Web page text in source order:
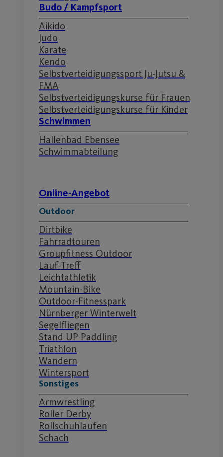
Budo / Kampfsport
Aikido
Judo
Karate
Kendo
Selbstverteidigungssport Ju-Jutsu &
FMA
Selbstverteidigungskurse für Frauen
Selbstverteidigungskurse für Kinder
Schwimmen
Hallenbad Ebensee
Schwimmabteilung
Online-Angebot
Outdoor
Dirtbike
Fahrradtouren
Groupfitness Outdoor
Lauf-Treff
Leichtathletik
Mountain-Bike
Outdoor-Fitnesspark
Nürnberger Winterwelt
Segelfliegen
Stand UP Paddling
Triathlon
Wandern
Wintersport
Sonstiges
Armwrestling
Roller Derby
Rollschuhlaufen
Schach